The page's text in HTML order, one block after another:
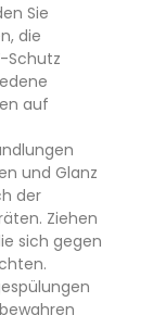
Sie
die
Schutz
auf
und Glanz
der
Ziehen
sich gegen